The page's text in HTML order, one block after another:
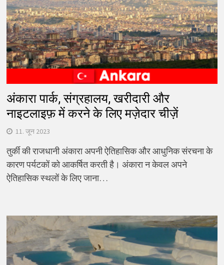
अंकारा पार्क, संग्रहालय, खरीदारी और
नाइटलाइफ़ में करने के लिए मज़ेदार चीज़ें
11. जून 2023
तुर्की की राजधानी अंकारा अपनी ऐतिहासिक और आधुनिक संरचना के
कारण पर्यटकों को आकर्षित करती है। अंकारा न केवल अपने
ऐतिहासिक स्थलों के लिए जाना…